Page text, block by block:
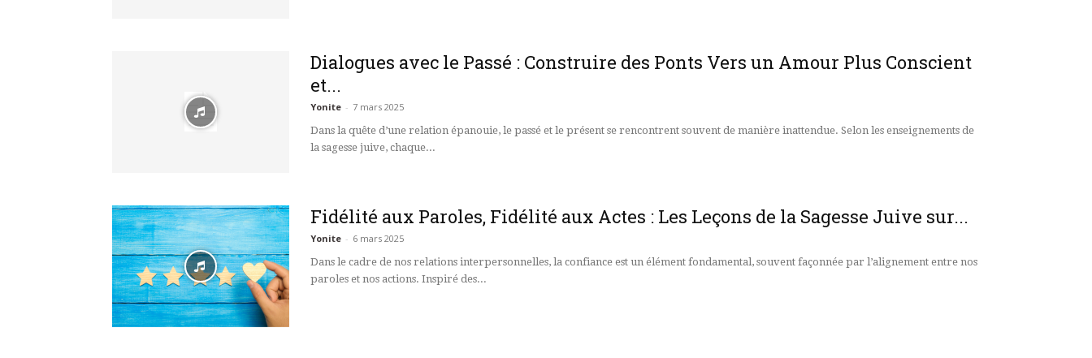
Dialogues avec le Passé : Construire des Ponts Vers un Amour Plus Conscient
et...
Yonite - 7 mars 2025
Dans la quête d’une relation épanouie, le passé et le présent se rencontrent souvent de manière inattendue. Selon les enseignements de
la sagesse juive, chaque...
Fidélité aux Paroles, Fidélité aux Actes : Les Leçons de la Sagesse Juive sur...
Yonite - 6 mars 2025
Dans le cadre de nos relations interpersonnelles, la confiance est un élément fondamental, souvent façonnée par l’alignement entre nos
paroles et nos actions. Inspiré des...